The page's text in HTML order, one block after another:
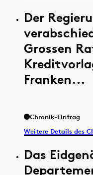
Der
Grossen
Franken...
Chronik-Eintrag
Weitere Details des
Das